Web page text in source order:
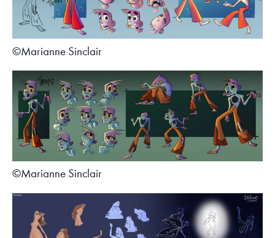
©Marianne Sinclair
©Marianne Sinclair